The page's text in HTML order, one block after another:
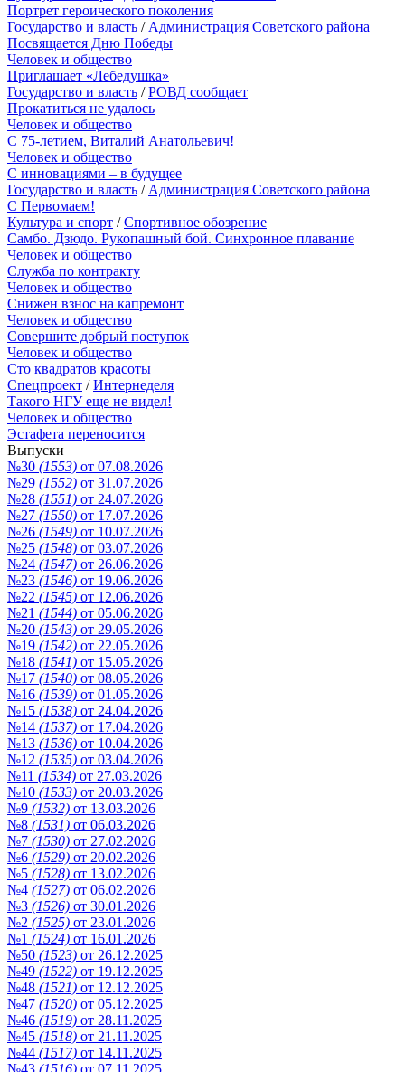
Портрет героического поколения
Государство и власть / Администрация Советского района
Посвящается Дню Победы
Человек и общество
Приглашает «Лебедушка»
Государство и власть /РОВД сообщает
Прокатиться не удалось
Человек и общество
С 75-летием, Виталий Анатольевич!
Человек и общество
С инновациями – в будущее
Государство и власть / Администрация Советского района
С Первомаем!
Культура и спорт /Спортивное обозрение
Самбо. Дзюдо. Рукопашный бой. Синхронное плавание
Человек и общество
Служба по контракту
Человек и общество
Снижен взнос на капремонт
Человек и общество
Совершите добрый поступок
Человек и общество
Сто квадратов красоты
Спецпроект /Интернеделя
Такого НГУ еще не видел!
Человек и общество
Эстафета переносится
Выпуски
№30 (1553) от 07.08.2026
№29 (1552) от 31.07.2026
№28 (1551) от 24.07.2026
№27 (1550) от 17.07.2026
№26 (1549) от 10.07.2026
№25 (1548) от 03.07.2026
№24 (1547) от 26.06.2026
№23 (1546) от 19.06.2026
№22 (1545) от 12.06.2026
№21 (1544) от 05.06.2026
№20 (1543) от 29.05.2026
№19 (1542) от 22.05.2026
№18 (1541) от 15.05.2026
№17 (1540) от 08.05.2026
№16 (1539) от 01.05.2026
№15 (1538) от 24.04.2026
№14 (1537) от 17.04.2026
№13 (1536) от 10.04.2026
№12 (1535) от 03.04.2026
№11 (1534) от 27.03.2026
№10 (1533) от 20.03.2026
№9 (1532) от 13.03.2026
№8 (1531) от 06.03.2026
№7 (1530) от 27.02.2026
№6 (1529) от 20.02.2026
№5 (1528) от 13.02.2026
№4 (1527) от 06.02.2026
№3 (1526) от 30.01.2026
№2 (1525) от 23.01.2026
№1 (1524) от 16.01.2026
№50 (1523) от 26.12.2025
№49 (1522) от 19.12.2025
№48 (1521) от 12.12.2025
№47 (1520) от 05.12.2025
№46 (1519) от 28.11.2025
№45 (1518) от 21.11.2025
№44 (1517) от 14.11.2025
№43 (1516) от 07.11.2025